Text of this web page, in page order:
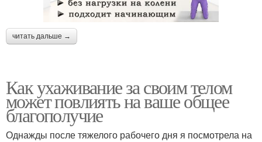
читать дальше →
Как ухаживание за своим телом
может повлиять на ваше общее
благополучие
Однажды после тяжелого рабочего дня я посмотрела на